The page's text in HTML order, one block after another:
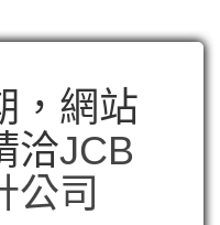
，網站
洽JCB
公司